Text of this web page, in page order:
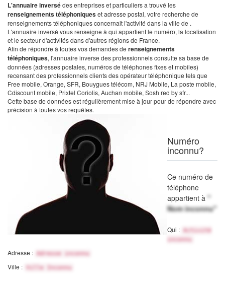
L'annuaire inversédes entreprises et particuliers a trouvé les
renseignements téléphoniqueset adresse postal, votre recherche de
renseignements téléphoniques concernait l'activité dans la ville de .
L'annuaire inversé vous renseigne à qui appartient le numéro, la localisation
et le secteur d'activités dans d'autres régions de France.
Afin de répondre à toutes vos demandes de renseignements
téléphoniques, l'annuaire inverse des professionnels consulte sa base de
données (adresses postales, numéros de téléphones fixes et mobiles)
recensant des professionnels clients des opérateur téléphonique tels que
Free mobile, Orange, SFR, Bouygues télécom, NRJ Mobile, La poste mobile,
Cdiscount mobile, Prixtel Coriolis, Auchan mobile, Sosh red by sfr...
Cette base de données est régulièrement mise à jour pour de répondre avec
précision à toutes vos requêtes.
Numéro
inconnu?
Ce numéro de
téléphone
appartient à "
Nom inconnu"
Qui :
Activité
inconnu
Adresse : Adresse inconnu
Ville : Ville Inconnu